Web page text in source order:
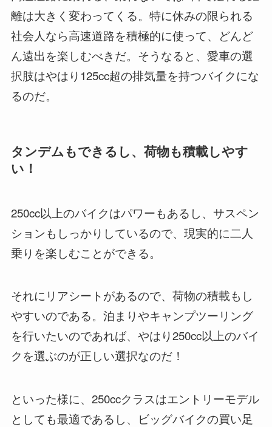
離は大きく変わってくる。特に休みの限られる
社会人なら高速道路を積極的に使って、どんど
ん遠出を楽しむべきだ。そうなると、愛車の選
択肢はやはり125cc超の排気量を持つバイクにな
るのだ。
タンデムもできるし、荷物も積載しやす
い！
250cc以上のバイクはパワーもあるし、サスペン
ションもしっかりしているので、現実的に二人
乗りを楽しむことができる。
それにリアシートがあるので、荷物の積載もし
やすいのである。泊まりやキャンプツーリング
を行いたいのであれば、やはり250cc以上のバイ
クを選ぶのが正しい選択なのだ！
といった様に、250ccクラスはエントリーモデル
としても最適であるし、ビッグバイクの買い足